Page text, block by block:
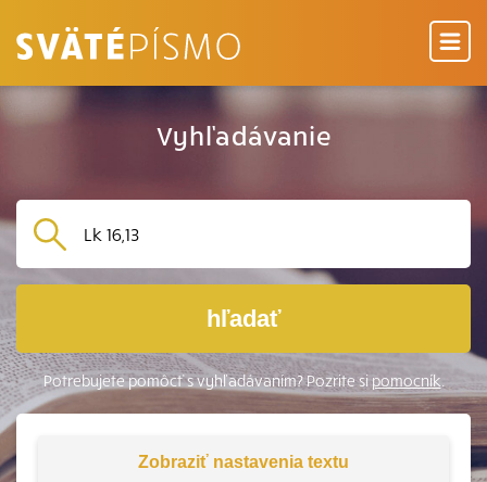
Vyhľadávanie
hľadať
Potrebujete pomôcť s vyhľadávaním? Pozrite sipomocník.
Zobraziť nastavenia textu